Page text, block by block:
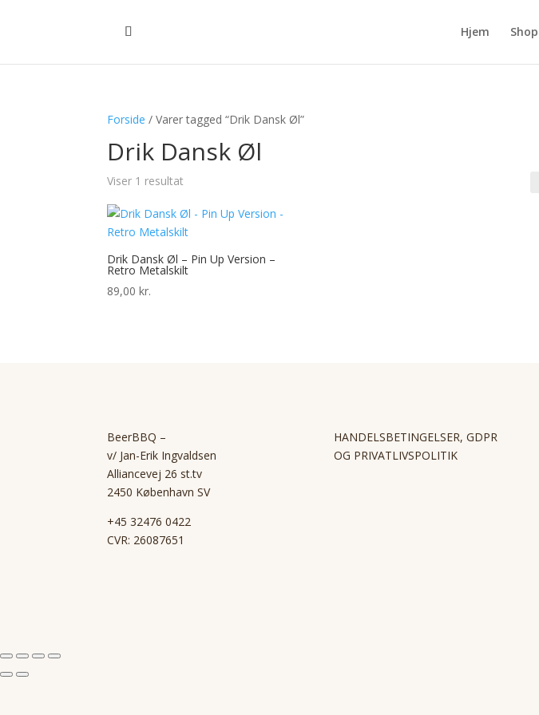
Hjem Shop
Forside / Varer tagged “Drik Dansk Øl”
Drik Dansk Øl
Viser 1 resultat
Drik Dansk Øl – Pin Up Version –
Retro Metalskilt
89,00kr.
BeerBBQ –
v/ Jan-Erik Ingvaldsen
Alliancevej 26 st.tv
2450 København SV
+45 32476 0422
CVR: 26087651
HANDELSBETINGELSER, GDPR
OG PRIVATLIVSPOLITIK